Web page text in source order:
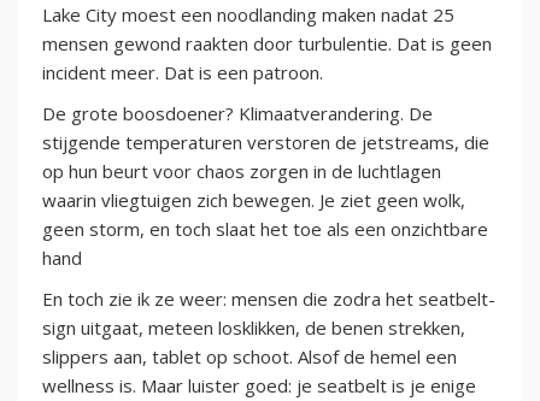
Lake City moest een noodlanding maken nadat 25
mensen gewond raakten door turbulentie. Dat is geen
incident meer. Dat is een patroon.
De grote boosdoener? Klimaatverandering. De
stijgende temperaturen verstoren de jetstreams, die
op hun beurt voor chaos zorgen in de luchtlagen
waarin vliegtuigen zich bewegen. Je ziet geen wolk,
geen storm, en toch slaat het toe als een onzichtbare
hand
En toch zie ik ze weer: mensen die zodra het seatbelt-
sign uitgaat, meteen losklikken, de benen strekken,
slippers aan, tablet op schoot. Alsof de hemel een
wellness is. Maar luister goed: je seatbelt is je enige